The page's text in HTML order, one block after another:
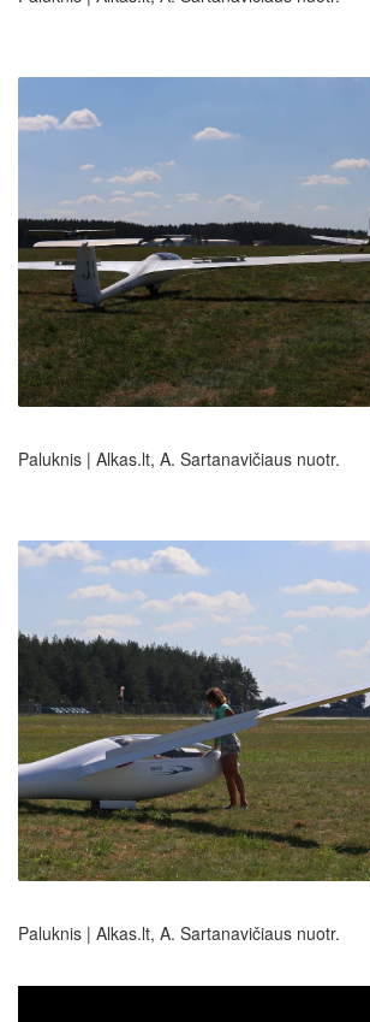
Paluknis | Alkas.lt, A. Sartanavičiaus nuotr.
Paluknis | Alkas.lt, A. Sartanavičiaus nuotr.